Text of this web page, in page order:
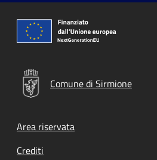
Comune di Sirmione
Footer menu
Area riservata
Crediti